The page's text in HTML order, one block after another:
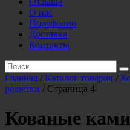
О нас
Портфолио
Доставка
Контакты
Главная / Каталог товаров /
решетки / Страница 4
Кованые